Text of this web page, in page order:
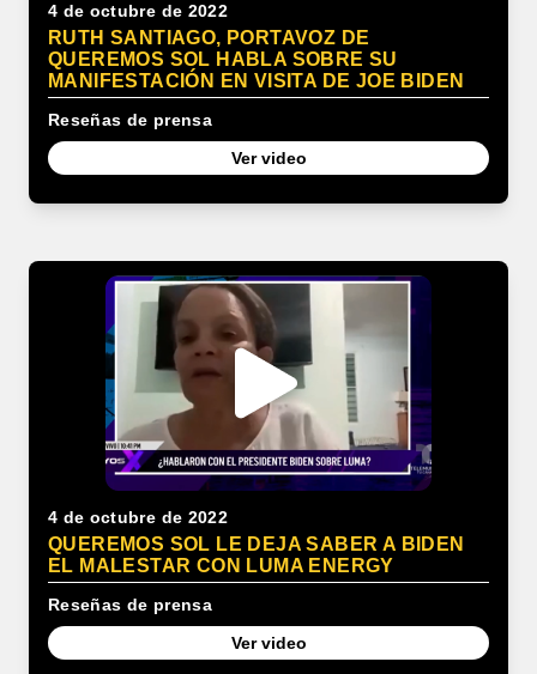
4 de octubre de 2022
RUTH SANTIAGO, PORTAVOZ DE
QUEREMOS SOL HABLA SOBRE SU
MANIFESTACIÓN EN VISITA DE JOE BIDEN
Reseñas de prensa
Ver video
4 de octubre de 2022
QUEREMOS SOL LE DEJA SABER A BIDEN
EL MALESTAR CON LUMA ENERGY
Reseñas de prensa
Ver video